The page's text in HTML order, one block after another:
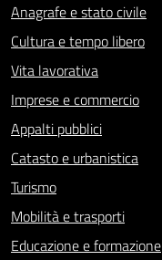
Anagrafe e stato civile
Cultura e tempo libero
Vita lavorativa
Imprese e commercio
Appalti pubblici
Catasto e urbanistica
Turismo
Mobilità e trasporti
Educazione e formazione